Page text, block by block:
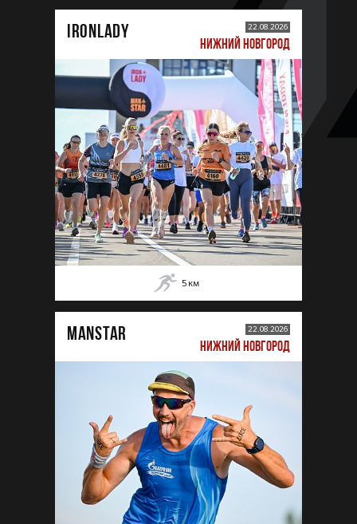
IRONLADY 22.08.2026
НИЖНИЙ НОВГОРОД
5 км
MANSTAR 22.08.2026
НИЖНИЙ НОВГОРОД